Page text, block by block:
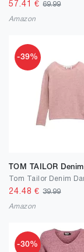
57.41 €69.99
Amazon
-39%
TOM TAILOR Denim
24.48 €39.99
Amazon
-30%